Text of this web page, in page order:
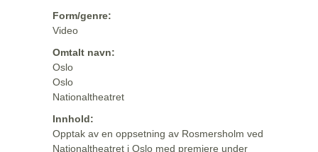
Form/genre:
Video
Omtalt navn:
Oslo
Oslo
Nationaltheatret
Innhold:
Opptak av en oppsetning av Rosmersholm ved
Nationaltheatret i Oslo med premiere under